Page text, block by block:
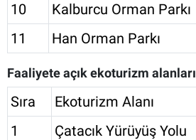
10
Kalburcu Orman Parkı
11
Han Orman Parkı
Faaliyete açık ekoturizm alanları
Sıra
Ekoturizm Alanı
1
Çatacık Yürüyüş Yolu